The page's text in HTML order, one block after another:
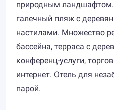
природным
галечный пляж с
настилами. Множество
бассейна, терраса с
конференц-услуги,
интернет. Отель для
парой.